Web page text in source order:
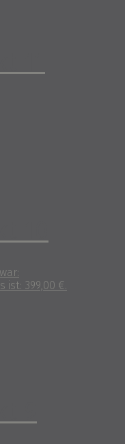
ist: 399,00 €.